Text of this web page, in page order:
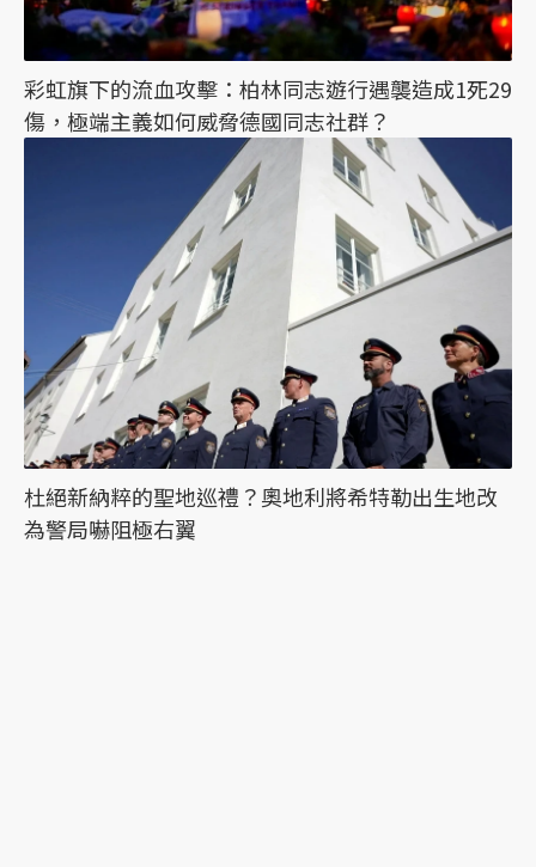
彩虹旗下的流血攻擊：柏林同志遊行遇襲造成1死29
傷，極端主義如何威脅德國同志社群？
杜絕新納粹的聖地巡禮？奧地利將希特勒出生地改
為警局嚇阻極右翼